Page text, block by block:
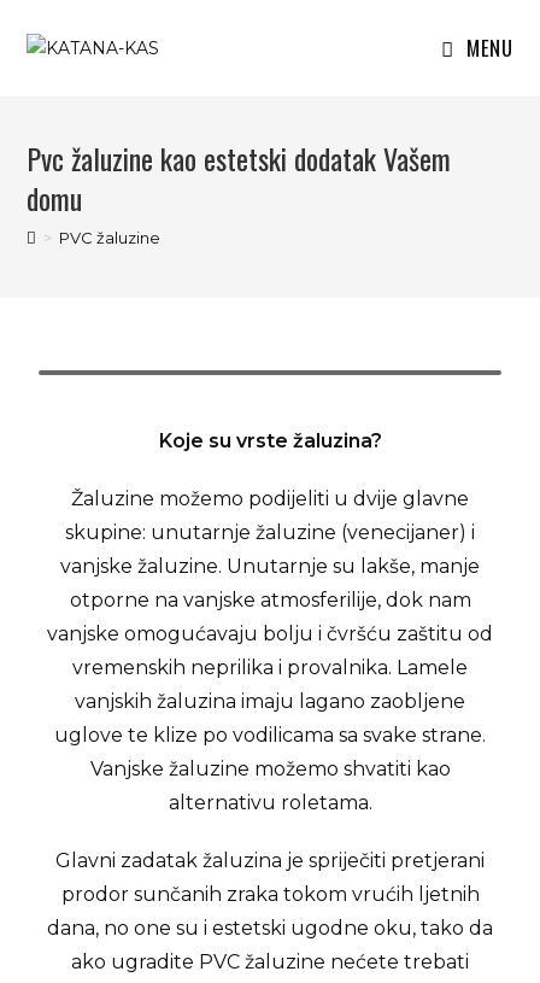
MENU
Pvc žaluzine kao estetski dodatak Vašem
domu
> PVC žaluzine
Koje su vrste žaluzina?
Žaluzine možemo podijeliti u dvije glavne
skupine: unutarnje žaluzine (venecijaner) i
vanjske žaluzine. Unutarnje su lakše, manje
otporne na vanjske atmosferilije, dok nam
vanjske omogućavaju bolju i čvršću zaštitu od
vremenskih neprilika i provalnika. Lamele
vanjskih žaluzina imaju lagano zaobljene
uglove te klize po vodilicama sa svake strane.
Vanjske žaluzine možemo shvatiti kao
alternativu roletama.
Glavni zadatak žaluzina je spriječiti pretjerani
prodor sunčanih zraka tokom vrućih ljetnih
dana, no one su i estetski ugodne oku, tako da
ako ugradite PVC žaluzine nećete trebati